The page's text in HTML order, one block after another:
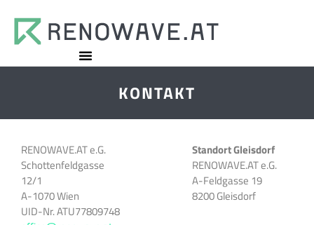
KONTAKT
RENOWAVE.AT e.G.
Schottenfeldgasse
12/1
A-1070 Wien
UID-Nr. ATU77809748
Standort Gleisdorf
RENOWAVE.AT e.G.
A-Feldgasse 19
8200 Gleisdorf